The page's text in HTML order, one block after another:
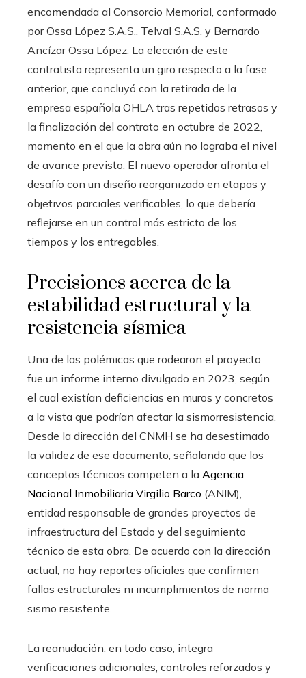
encomendada al Consorcio Memorial, conformado
por Ossa López S.A.S., Telval S.A.S. y Bernardo
Ancízar Ossa López. La elección de este
contratista representa un giro respecto a la fase
anterior, que concluyó con la retirada de la
empresa española OHLA tras repetidos retrasos y
la finalización del contrato en octubre de 2022,
momento en el que la obra aún no lograba el nivel
de avance previsto. El nuevo operador afronta el
desafío con un diseño reorganizado en etapas y
objetivos parciales verificables, lo que debería
reflejarse en un control más estricto de los
tiempos y los entregables.
Precisiones acerca de la
estabilidad estructural y la
resistencia sísmica
Una de las polémicas que rodearon el proyecto
fue un informe interno divulgado en 2023, según
el cual existían deficiencias en muros y concretos
a la vista que podrían afectar la sismorresistencia.
Desde la dirección del CNMH se ha desestimado
la validez de ese documento, señalando que los
conceptos técnicos competen a la Agencia
Nacional Inmobiliaria Virgilio Barco (ANIM),
entidad responsable de grandes proyectos de
infraestructura del Estado y del seguimiento
técnico de esta obra. De acuerdo con la dirección
actual, no hay reportes oficiales que confirmen
fallas estructurales ni incumplimientos de norma
sismo resistente.
La reanudación, en todo caso, integra
verificaciones adicionales, controles reforzados y